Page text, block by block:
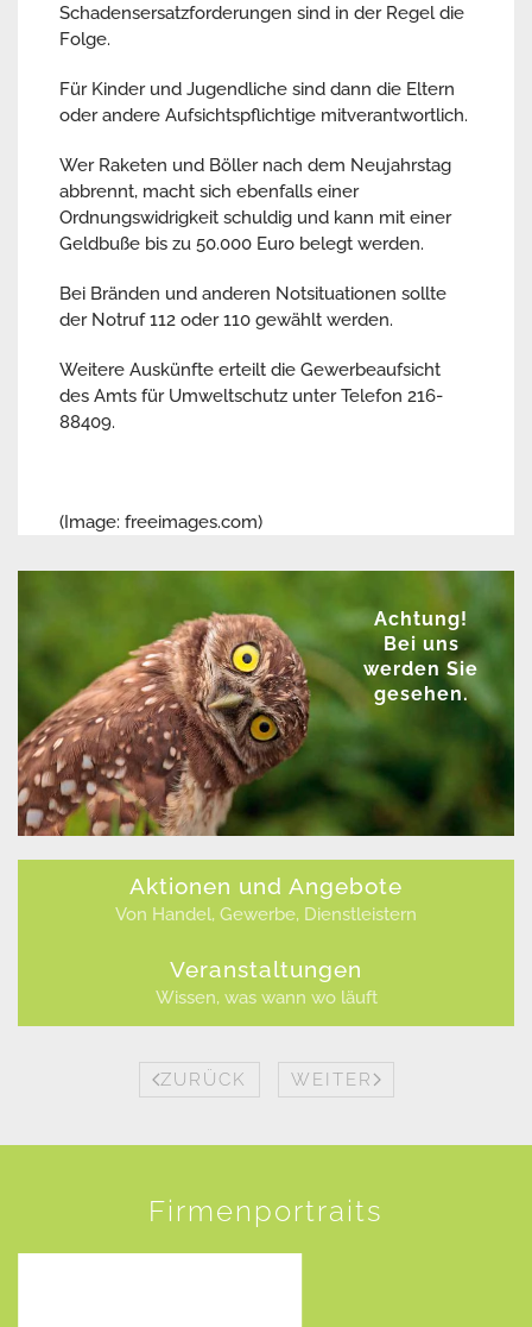
Schadensersatzforderungen sind in der Regel die
Folge.
Für Kinder und Jugendliche sind dann die Eltern
oder andere Aufsichtspflichtige mitverantwortlich.
Wer Raketen und Böller nach dem Neujahrstag
abbrennt, macht sich ebenfalls einer
Ordnungswidrigkeit schuldig und kann mit einer
Geldbuße bis zu 50.000 Euro belegt werden.
Bei Bränden und anderen Notsituationen sollte
der Notruf 112 oder 110 gewählt werden.
Weitere Auskünfte erteilt die Gewerbeaufsicht
des Amts für Umweltschutz unter Telefon 216-
88409.
(Image: freeimages.com)
Achtung!
Bei uns
werden Sie
gesehen.
Aktionen und Angebote
Von Handel, Gewerbe, Dienstleistern
Veranstaltungen
Wissen, was wann wo läuft
ZURÜCK WEITER
Firmenportraits